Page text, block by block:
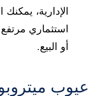
الإدارية،
استثماري
أو البيع.
عيوب